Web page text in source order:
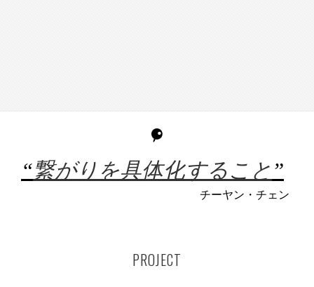
“繋がりを具体化すること ”
チーヤン・チェン
PROJECT